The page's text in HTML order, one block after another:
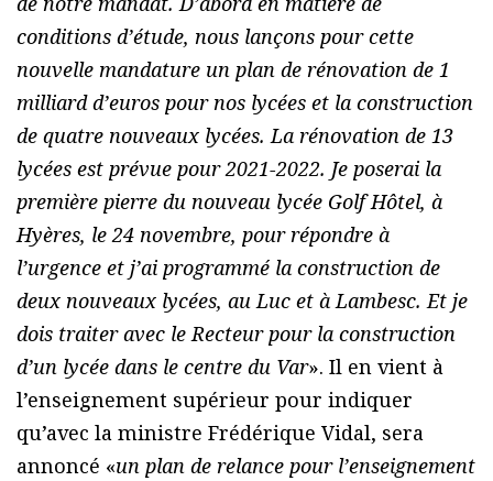
conditions d’étude, nous lançons pour cette
nouvelle mandature un plan de rénovation de 1
milliard d’euros pour nos lycées et la construction
de quatre nouveaux lycées. La rénovation de 13
lycées est prévue pour 2021-2022. Je poserai la
première pierre du nouveau lycée Golf Hôtel, à
Hyères, le 24 novembre, pour répondre à
l’urgence et j’ai programmé la construction de
deux nouveaux lycées, au Luc et à Lambesc. Et je
dois traiter avec le Recteur pour la construction
d’un lycée dans le centre du Var». Il en vient à
l’enseignement supérieur pour indiquer
qu’avec la ministre Frédérique Vidal, sera
annoncé «un plan de relance pour l’enseignement